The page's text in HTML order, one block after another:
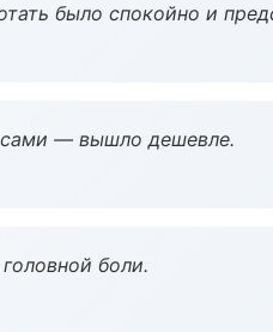
было спокойно и
сами — вышло дешевле.
боли.